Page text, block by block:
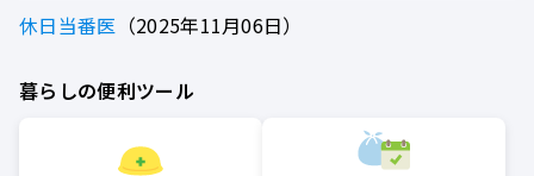
休日当番医 2025年11月06日
暮らしの便利ツール